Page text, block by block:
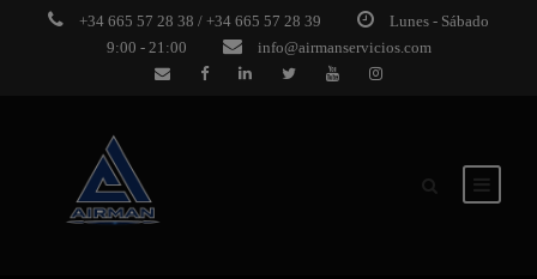
+34 665 57 28 38 / +34 665 57 28 39
Lunes - Sábado
9:00 - 21:00
info@airmanservicios.com